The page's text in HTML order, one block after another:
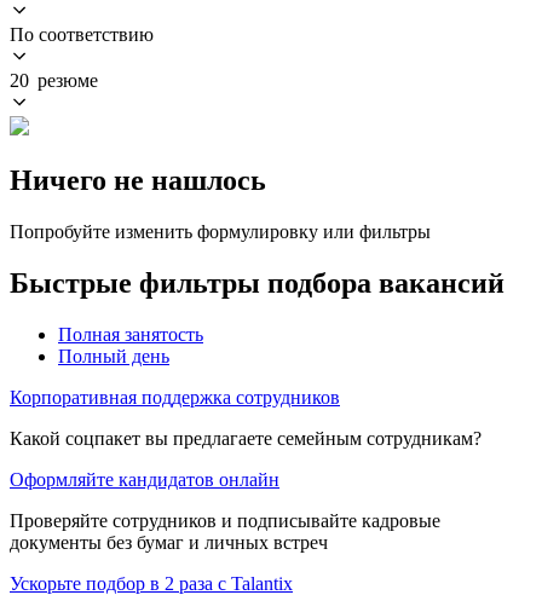
По соответствию
20 резюме
Ничего не нашлось
Попробуйте изменить формулировку или фильтры
Быстрые фильтры подбора вакансий
Полная занятость
Полный день
Корпоративная поддержка сотрудников
Какой соцпакет вы предлагаете семейным сотрудникам?
Оформляйте кандидатов онлайн
Проверяйте сотрудников и подписывайте кадровые
документы без бумаг и личных встреч
Ускорьте подбор в 2 раза с Talantix